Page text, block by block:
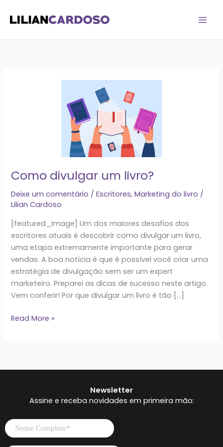
para
conteúdo
Como divulgar um livro?
Deixe um comentário /Escritores,Marketing do livro /
Lilian Cardoso
[featured_image] Um dos maiores desafios dos
escritores atuais é descobrir como divulgar um livro,
uma etapa extremamente importante para gerar
vendas. A boa notícia é que é possível você criar uma
estratégia de divulgação sem ser um expert
marketeiro. Preparei as dicas de sucesso neste artigo.
Vem conferir! Por que divulgar um livro é tão […]
Read More »
Newsletter
Assine e receba novidades em primeira mão: